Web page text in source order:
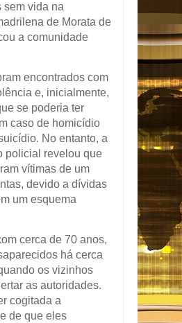
sem vida na
de Morata de
a comunidade
encontrados com
e, inicialmente,
se poderia ter
caso de homicídio
No entanto, a
policial revelou que
vítimas de um
devido a dívidas
um esquema
cerca de 70 anos,
há cerca
os vizinhos
as autoridades.
cogitada a
de que eles